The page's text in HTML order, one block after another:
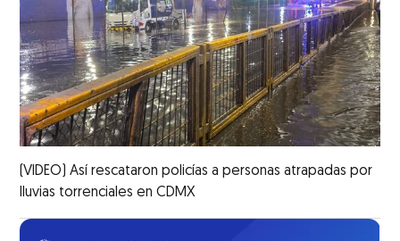
(VIDEO) Así rescataron policías a personas atrapadas por
lluvias torrenciales en CDMX